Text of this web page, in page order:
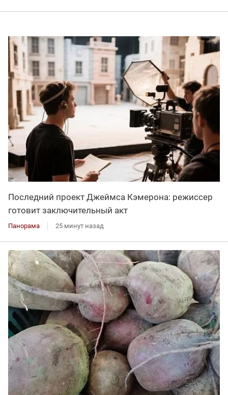
Последний проект Джеймса Кэмерона: режиссер
готовит заключительный акт
Панорама 25 минут назад